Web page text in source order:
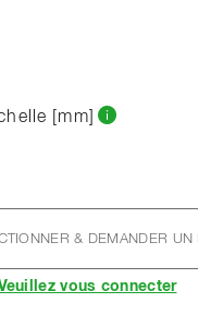
[mm]
& DEMANDER UN
vous connecter